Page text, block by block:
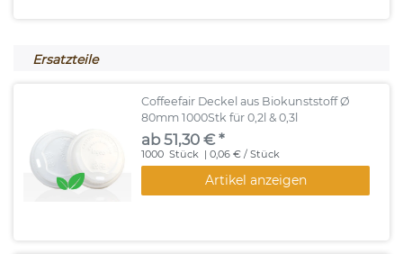
Ersatzteile
Coffeefair Deckel aus Biokunststoff Ø
80mm 1000Stk für 0,2l & 0,3l
ab 51,30 € *
1000 Stück | 0,06 € / Stück
Artikel anzeigen